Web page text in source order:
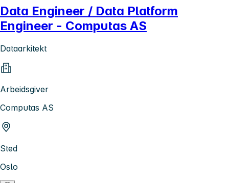
Data Engineer / Data Platform
Engineer - Computas AS
Dataarkitekt
Arbeidsgiver
Computas AS
Sted
Oslo